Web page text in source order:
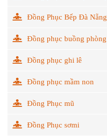
Đồng Phục Bếp Đà Nẵng
Đồng phục buồng phòng
Đồng phục ghi lê
Đồng phục mầm non
Đồng Phục mũ
Đồng Phục sơmi